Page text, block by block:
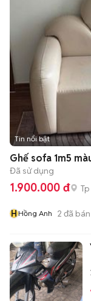
Tin nổi bật
Ghế sofa 1m5
Đã sử dụng
1.900.000 đ
HHồng Anh 2 đã bán